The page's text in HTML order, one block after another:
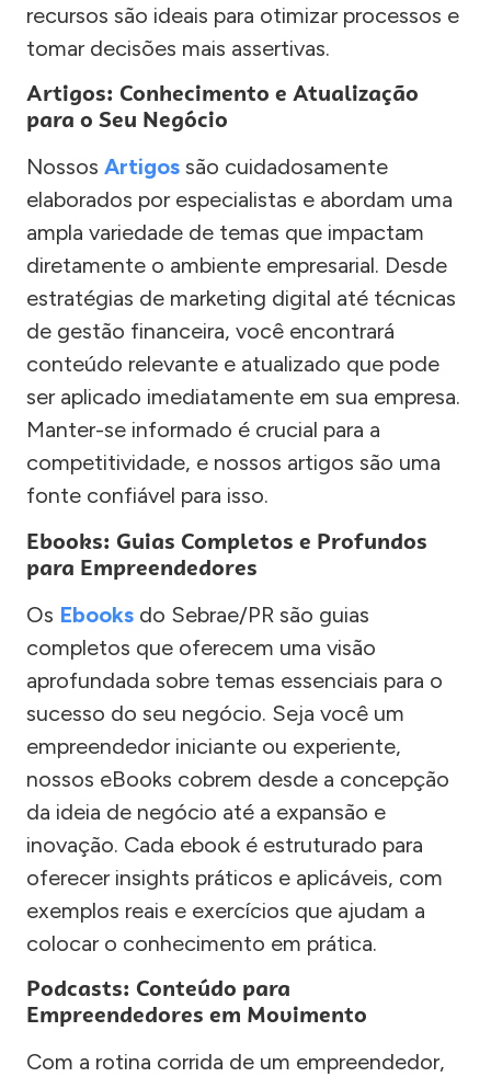
recursos são ideais para otimizar processos e
tomar decisões mais assertivas.
Artigos: Conhecimento e Atualização
para o Seu Negócio
Nossos Artigos são cuidadosamente
elaborados por especialistas e abordam uma
ampla variedade de temas que impactam
diretamente o ambiente empresarial. Desde
estratégias de marketing digital até técnicas
de gestão financeira, você encontrará
conteúdo relevante e atualizado que pode
ser aplicado imediatamente em sua empresa.
Manter-se informado é crucial para a
competitividade, e nossos artigos são uma
fonte confiável para isso.
Ebooks: Guias Completos e Profundos
para Empreendedores
Os Ebooks do Sebrae/PR são guias
completos que oferecem uma visão
aprofundada sobre temas essenciais para o
sucesso do seu negócio. Seja você um
empreendedor iniciante ou experiente,
nossos eBooks cobrem desde a concepção
da ideia de negócio até a expansão e
inovação. Cada ebook é estruturado para
oferecer insights práticos e aplicáveis, com
exemplos reais e exercícios que ajudam a
colocar o conhecimento em prática.
Podcasts: Conteúdo para
Empreendedores em Movimento
Com a rotina corrida de um empreendedor,